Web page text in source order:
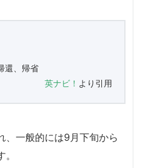
還、帰省
英ナビ！ より引用
、一般的には9月下旬から